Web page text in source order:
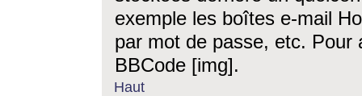
exemple les boîtes e-mail
par mot de passe, etc. Pour
BBCode [img].
Haut